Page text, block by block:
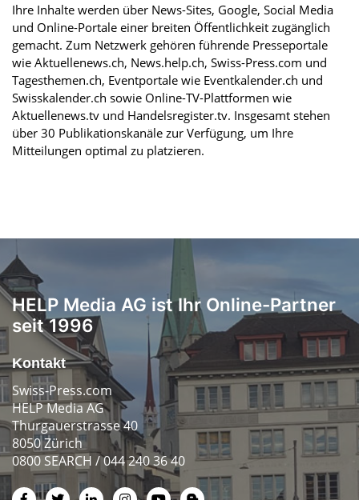
Ihre Inhalte werden über News-Sites, Google, Social Media
und Online-Portale einer breiten Öffentlichkeit zugänglich
gemacht. Zum Netzwerk gehören führende Presseportale
wie Aktuellenews.ch, News.help.ch, Swiss-Press.com und
Tagesthemen.ch, Eventportale wie Eventkalender.ch und
Swisskalender.ch sowie Online-TV-Plattformen wie
Aktuellenews.tv und Handelsregister.tv. Insgesamt stehen
über 30 Publikationskanäle zur Verfügung, um Ihre
Mitteilungen optimal zu platzieren.
HELP Media AG ist Ihr Online-Partner
seit 1996
Kontakt
Swiss-Press.com
HELP Media AG
Thurgauerstrasse 40
8050 Zürich
0800 SEARCH / 044 240 36 40